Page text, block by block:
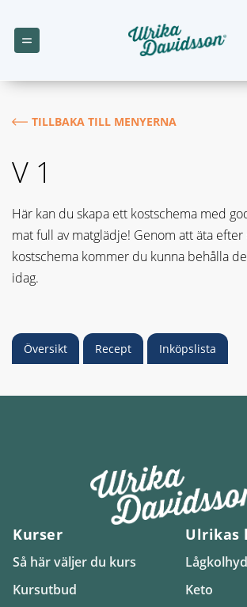
TILLBAKA TILL MENYERNA
V 1
Här kan du skapa ett kostschema med
mat full av matglädje! Genom att äta
kostschema kommer du kunna behålla
idag.
Översikt Recept Inköpslista
Kurser
Så här väljer du kurs
Kursutbud
Ulrikas
Keto